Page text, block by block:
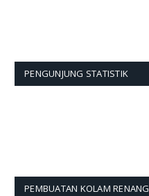
PENGUNJUNG STATISTIK
PEMBUATAN KOLAM RENANG